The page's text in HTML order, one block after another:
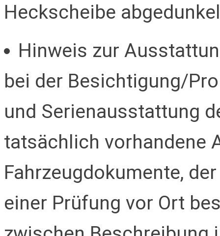
Heckscheibe
Hinweis zur
bei der Besichtigung/
und Serienausstattung
tatsächlich vorhandene
Fahrzeugdokumente,
einer Prüfung vor Ort